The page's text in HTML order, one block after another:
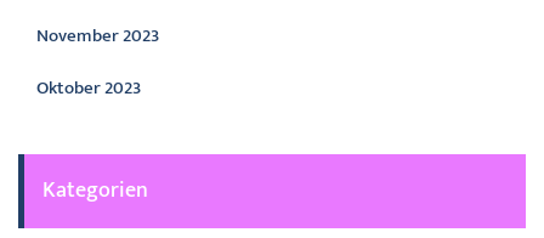
November 2023
Oktober 2023
Kategorien